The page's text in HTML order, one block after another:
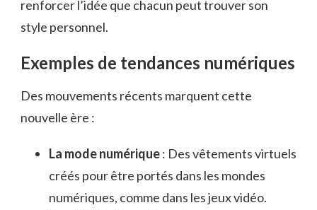
renforcer l’idée que chacun peut trouver son
style personnel.
Exemples de tendances numériques
Des mouvements récents marquent cette
nouvelle ère :
La mode numérique: Des vêtements virtuels
créés pour être portés dans les mondes
numériques, comme dans les jeux vidéo.